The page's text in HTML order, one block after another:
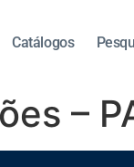
Catálogos
–